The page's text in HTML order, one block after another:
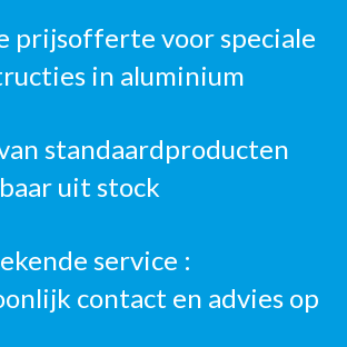
prijsofferte voor speciale
in aluminium
standaardproducten
uit stock
service :
contact en advies op